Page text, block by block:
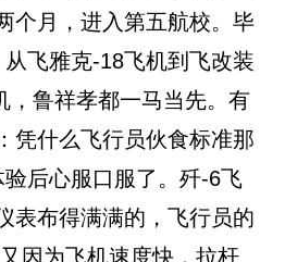
个月，进入第五航校。毕
飞雅克-18飞机到飞改装
，鲁祥孝都一马当先。有
凭什么飞行员伙食标准那
后心服口服了。歼-6飞
表布得满满的，飞行员的
因为飞机速度快，拉杆